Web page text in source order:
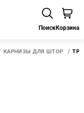
ПоискКорзина
КАРНИЗЫ ДЛЯ ШТОР